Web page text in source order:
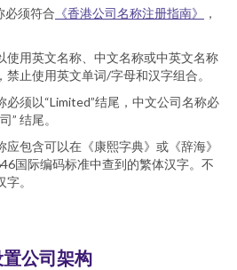
必须符合 《香港公司名称注册指南》
，
使用英文名称、中文名称或中英文名称
禁止使用英文单词/字母和汉字组合。
必须以“Limited”结尾，中文公司名称必
” 结尾。
应包含可以在《康熙字典》或《辞海》
国际编码标准中查到的繁体汉字。不
。
公司架构